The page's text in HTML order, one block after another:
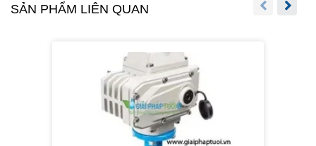
SẢN PHẨM LIÊN QUAN